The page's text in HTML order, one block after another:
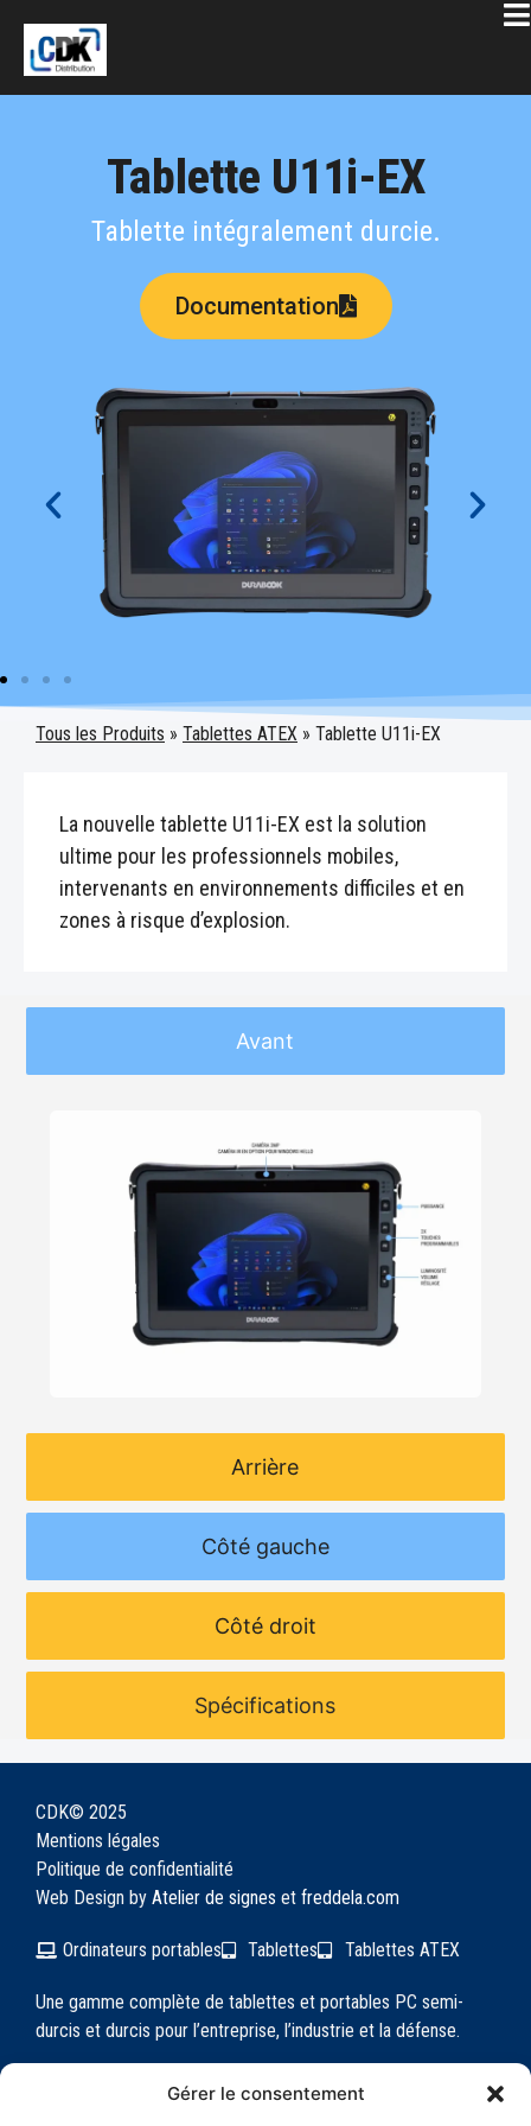
Gérer le consentement
Tablette U11i-EX
Tablette intégralement durcie.
Documentation
Produits » Tablettes ATEX » Tablette U11i-EX
La nouvelle tablette U11i-EX est la solution
ultime pour les professionnels mobiles,
intervenants en environnements difficiles et en
zones à risque d’explosion.
Avant
Arrière
Côté gauche
Côté droit
Spécifications
CDK© 2025
Mentions légales
Politique de confidentialité
Web Design by Atelier de signes et freddela.com
Ordinateurs portables Tablettes Tablettes ATEX
Une gamme complète de tablettes et portables PC semi-
durcis et durcis pour l’entreprise, l’industrie et la défense.